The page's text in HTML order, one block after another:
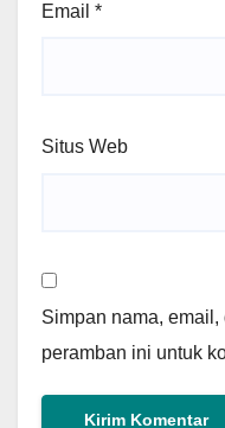
Email *
Situs Web
Simpan nama,
peramban ini untuk